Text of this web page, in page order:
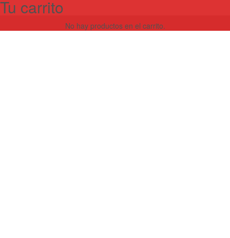
Tu carrito
No hay productos en el carrito.